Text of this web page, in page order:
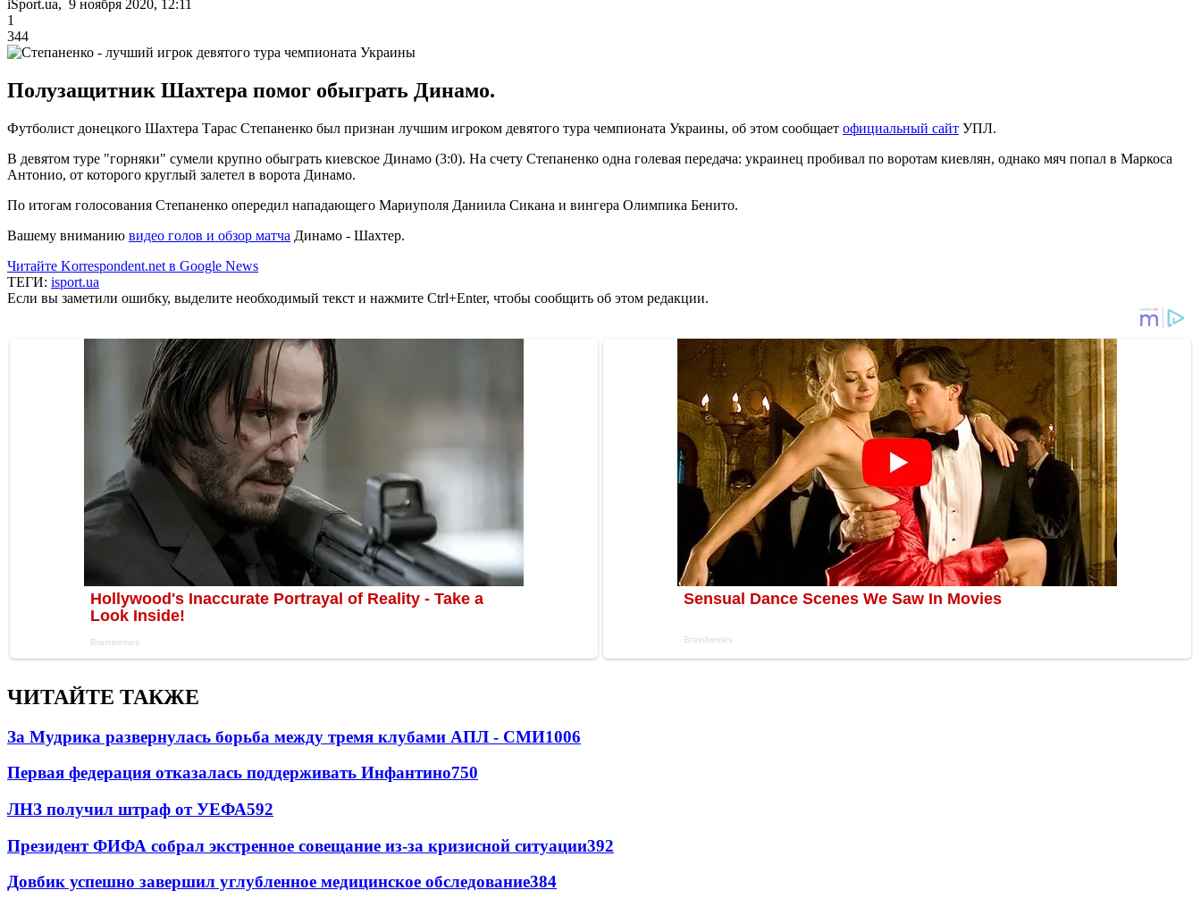
iSport.ua, 9 ноября 2020, 12:11
1
344
Полузащитник Шахтера помог обыграть Динамо.
Футболист донецкого Шахтера Тарас Степаненко был признан лучшим игроком девятого тура чемпионата Украины, об этом сообщает официальный сайт УПЛ.
В девятом туре "горняки" сумели крупно обыграть киевское Динамо (3:0). На счету Степаненко одна голевая передача: украинец пробивал по воротам киевлян, однако мяч попал в Маркоса
Антонио, от которого круглый залетел в ворота Динамо.
По итогам голосования Степаненко опередил нападающего Мариуполя Даниила Сикана и вингера Олимпика Бенито.
Вашему вниманию видео голов и обзор матча Динамо - Шахтер.
Читайте Korrespondent.net в Google News
ТЕГИ: isport.ua
Если вы заметили ошибку, выделите необходимый текст и нажмите Ctrl+Enter, чтобы сообщить об этом редакции.
ЧИТАЙТЕ ТАКЖЕ
За Мудрика развернулась борьба между тремя клубами АПЛ - СМИ1006
Первая федерация отказалась поддерживать Инфантино750
ЛНЗ получил штраф от УЕФА592
Президент ФИФА собрал экстренное совещание из-за кризисной ситуации392
Довбик успешно завершил углубленное медицинское обследование384